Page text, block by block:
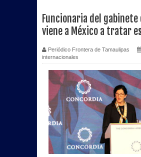
Funcionaria del gabinete
viene a México a tratar
Periódico Frontera de Tamaulipas
internacionales